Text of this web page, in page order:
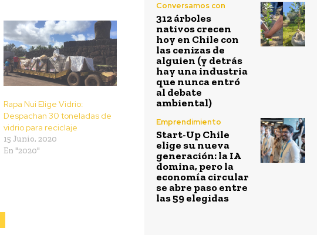
Rapa Nui Elige Vidrio:
Despachan 30 toneladas de
vidrio para reciclaje
15 Junio, 2020
En "2020"
Conversamos con
312 árboles
nativos crecen
hoy en Chile con
las cenizas de
alguien (y detrás
hay una industria
que nunca entró
al debate
ambiental)
Emprendimiento
Start-Up Chile
elige su nueva
generación: la IA
domina, pero la
economía circular
se abre paso entre
las 59 elegidas